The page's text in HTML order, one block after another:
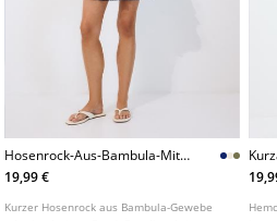
Hosenrock-Aus-Bambula-Mit-
Volants
19,99 €
Kurzer Hosenrock aus Bambula-Gewebe